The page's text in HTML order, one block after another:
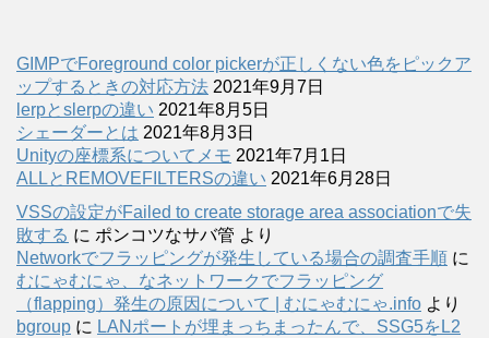
GIMPでForeground color pickerが正しくない色をピックア
ップするときの対応方法 2021年9月7日
lerpとslerpの違い 2021年8月5日
シェーダーとは 2021年8月3日
Unityの座標系についてメモ 2021年7月1日
ALLとREMOVEFILTERSの違い 2021年6月28日
VSSの設定がFailed to create storage area associationで失
敗する に ポンコツなサバ管 より
Networkでフラッピングが発生している場合の調査手順 に
むにゃむにゃ、なネットワークでフラッピング
（flapping）発生の原因について | むにゃむにゃ.info より
bgroup に LANポートが埋まっちまったんで、SSG5をL2